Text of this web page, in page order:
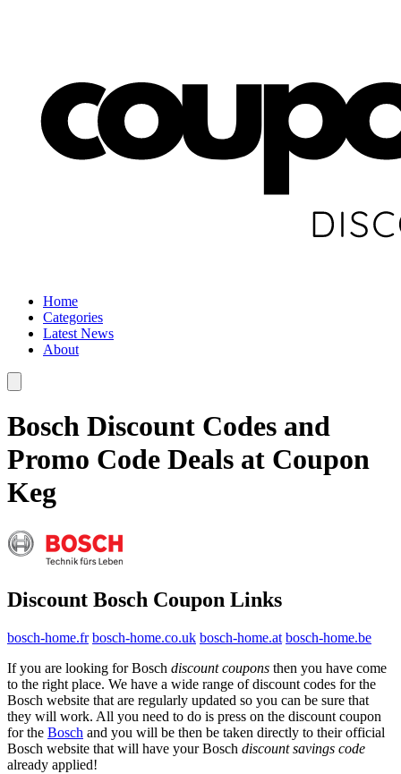
Home
Categories
Latest News
About
Bosch Discount Codes and
Promo Code Deals at Coupon
Keg
Discount Bosch Coupon Links
bosch-home.fr bosch-home.co.uk bosch-home.at bosch-home.be
If you are looking for Bosch discount coupons then you have come
to the right place. We have a wide range of discount codes for the
Bosch website that are regularly updated so you can be sure that
they will work. All you need to do is press on the discount coupon
for the Bosch and you will be then be taken directly to their official
Bosch website that will have your Bosch discount savings code
already applied!